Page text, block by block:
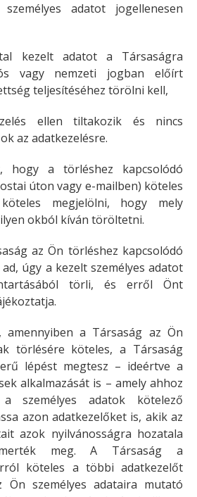
adatot jogellenesen
kezelt adatot a Társaságra
vagy nemzeti jogban előírt
teljesítéséhez törölni kell,
ellen tiltakozik és nincs
az adatkezelésre.
hogy a törléshez kapcsolódó
úton vagy e-mailben) köteles
megjelölni, hogy mely
okból kíván töröltetni.
az Ön törléshez kapcsolódó
úgy a kezelt személyes adatot
törli, és erről Önt
amennyiben a Társaság az Ön
törlésére köteles, a Társaság
lépést megtesz – ideértve a
alkalmazását is – amely ahhoz
személyes adatok kötelező
azon adatkezelőket is, akik az
azok nyilvánosságra hozatala
meg. A Társaság a
köteles a többi adatkezelőt
Ön személyes adataira mutató